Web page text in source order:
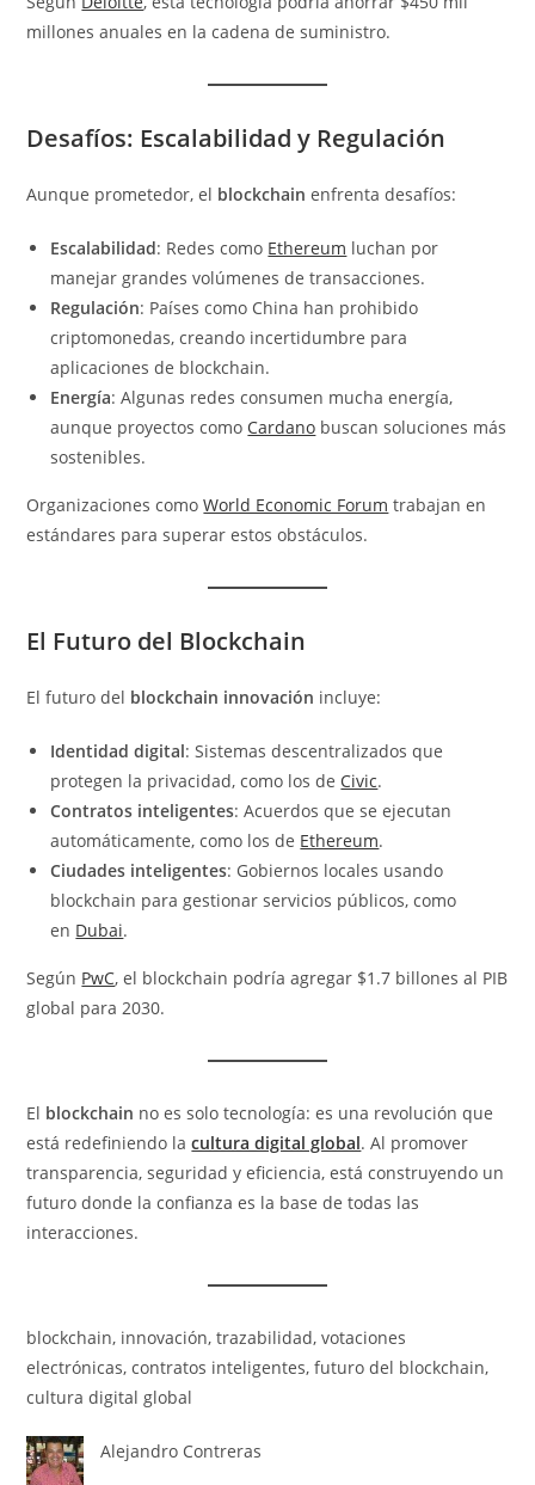
millones anuales en la cadena de suministro.
Desafíos: Escalabilidad y Regulación
Aunque prometedor, el blockchain enfrenta desafíos:
Escalabilidad: Redes como Ethereum luchan por
manejar grandes volúmenes de transacciones.
Regulación: Países como China han prohibido
criptomonedas, creando incertidumbre para
aplicaciones de blockchain.
Energía: Algunas redes consumen mucha energía,
aunque proyectos como Cardano buscan soluciones más
sostenibles.
Organizaciones comoWorld Economic Forum trabajan en
estándares para superar estos obstáculos.
El Futuro del Blockchain
El futuro del blockchain innovación incluye:
Identidad digital: Sistemas descentralizados que
protegen la privacidad, como los de Civic.
Contratos inteligentes: Acuerdos que se ejecutan
automáticamente, como los de Ethereum.
Ciudades inteligentes: Gobiernos locales usando
blockchain para gestionar servicios públicos, como
en Dubai.
Según PwC, el blockchain podría agregar $1.7 billones al PIB
global para 2030.
El blockchain no es solo tecnología: es una revolución que
está redefiniendo lacultura digital global. Al promover
transparencia, seguridad y eficiencia, está construyendo un
futuro donde la confianza es la base de todas las
interacciones.
blockchain, innovación, trazabilidad, votaciones
electrónicas, contratos inteligentes, futuro del blockchain,
cultura digital global
Alejandro Contreras